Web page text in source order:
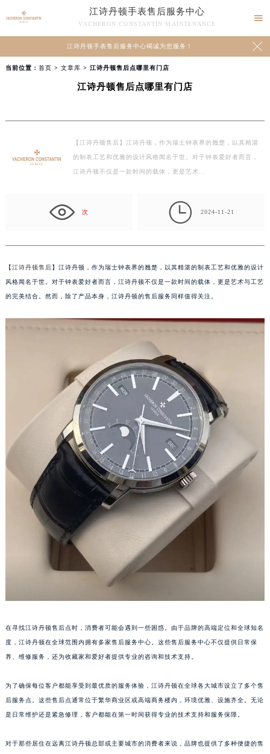
江诗丹顿手表售后服务中心
VACHERON CONSTANTIN MAINTENANCE

江诗丹顿手表售后服务中心竭诚为您服务！ 
当前位置： 首页 > 文章库 > 江诗丹顿售后点哪里有门店
江诗丹顿售后点哪里有门店
【江诗丹顿售后】江诗丹顿，作为瑞士钟表界的翘楚，以其精湛
的制表工艺和优雅的设计风格闻名于世。对于钟表爱好者而言，
江诗丹顿不仅是一款时间的载体，更是艺术…
次  2024-11-21
【江诗丹顿售后】江诗丹顿，作为瑞士钟表界的翘楚，以其精湛的制表工艺和优雅的设计
风格闻名于世。对于钟表爱好者而言，江诗丹顿不仅是一款时间的载体，更是艺术与工艺
的完美结合。然而，除了产品本身，江诗丹顿的售后服务同样值得关注。
在寻找江诗丹顿售后点时，消费者可能会遇到一些困惑。由于品牌的高端定位和全球知名
度，江诗丹顿在全球范围内拥有多家售后服务中心。这些售后服务中心不仅提供日常保
养、维修服务，还为收藏家和爱好者提供专业的咨询和技术支持。
为了确保每位客户都能享受到最优质的服务体验，江诗丹顿在全球各大城市设立了多个售
后服务点。这些售后点通常位于繁华商业区或高端商务楼内，环境优雅、设施齐全。无论
是日常维护还是紧急修理，客户都能在第一时间获得专业的技术支持和服务保障。
对于那些居住在远离江诗丹顿总部或主要城市的消费者来说，品牌也提供了多种便捷的售